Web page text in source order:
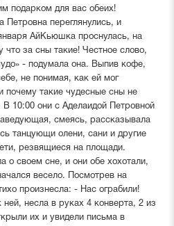
подарком для вас обеих!
переглянулись, и
АйКьюшка проснулась, на
что за сны такие! Честное слово,
- подумала она. Выпив кофе,
не понимая, как ей мог
почему такие чудесные сны не
В 10:00 они с Аделаидой Петровной
смеясь, рассказывала
танцующи олени, сани и другие
резвящиеся на площади.
о своем сне, и они обе хохотали,
весело. Посмотрев на
произнесла: - Нас ограбили!
несла в руках 4 конверта, 2 из
их и увидели письма в